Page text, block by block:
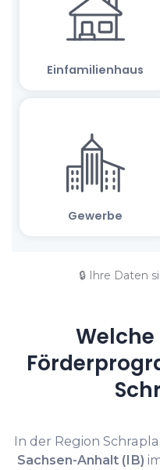
🔒 Ihre Daten
In der Region
Sachsen-Anhalt (IB)